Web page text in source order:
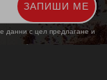
ЗАПИШИ МЕ
данни с цел предлагане и
информация